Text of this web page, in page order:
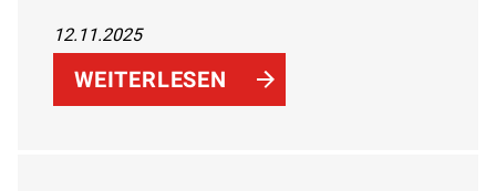
PVD-Technologie. Für ein Bad, das
Design, Qualität und Individualität
vereint.
12.11.2025
WEITERLESEN